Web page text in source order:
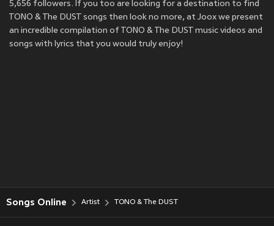
5,656 followers. If you too are looking for a destination to find
TONO & The DUST songs then look no more, at Joox we present
an incredible compilation of TONO & The DUST music videos and
songs with lyrics that you would truly enjoy!
Songs Online Artist TONO & The DUST